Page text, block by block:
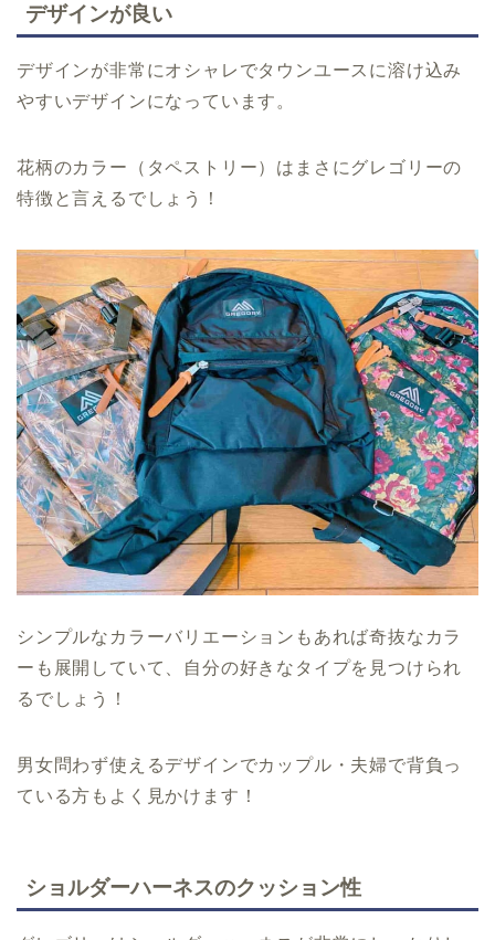
デザインが良い
デザインが非常にオシャレでタウンユースに溶け込み
やすいデザインになっています。
花柄のカラー（タペストリー）はまさにグレゴリーの
特徴と言えるでしょう！
シンプルなカラーバリエーションもあれば奇抜なカラ
ーも展開していて、自分の好きなタイプを見つけられ
るでしょう！
男女問わず使えるデザインでカップル・夫婦で背負っ
ている方もよく見かけます！
ショルダーハーネスのクッション性